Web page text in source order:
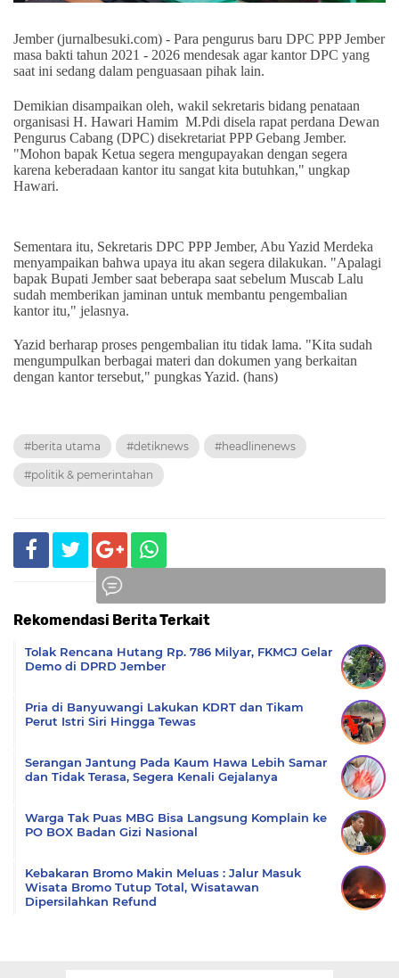
Jember (jurnalbesuki.com) - Para pengurus baru DPC PPP Jember
masa bakti tahun 2021 - 2026 mendesak agar kantor DPC yang
saat ini sedang dalam penguasaan pihak lain.
Demikian disampaikan oleh, wakil sekretaris bidang penataan
organisasi H. Hawari Hamim M.Pdi disela rapat perdana Dewan
Pengurus Cabang (DPC) disekretariat PPP Gebang Jember.
"Mohon bapak Ketua segera mengupayakan dengan segera
karena keberadaan kantor itu sangat kita butuhkan," ungkap
Hawari.
Sementara itu, Sekretaris DPC PPP Jember, Abu Yazid Merdeka
menyampaikan bahwa upaya itu akan segera dilakukan. "Apalagi
bapak Bupati Jember saat beberapa saat sebelum Muscab Lalu
sudah memberikan jaminan untuk membantu pengembalian
kantor itu," jelasnya.
Yazid berharap proses pengembalian itu tidak lama. "Kita sudah
mengumpulkan berbagai materi dan dokumen yang berkaitan
dengan kantor tersebut," pungkas Yazid. (hans)
#berita utama #detiknews #headlinenews
#politik & pemerintahan
Rekomendasi Berita Terkait
Tolak Rencana Hutang Rp. 786 Milyar, FKMCJ Gelar
Demo di DPRD Jember
Pria di Banyuwangi Lakukan KDRT dan Tikam
Perut Istri Siri Hingga Tewas
Serangan Jantung Pada Kaum Hawa Lebih Samar
dan Tidak Terasa, Segera Kenali Gejalanya
Warga Tak Puas MBG Bisa Langsung Komplain ke
PO BOX Badan Gizi Nasional
Kebakaran Bromo Makin Meluas : Jalur Masuk
Wisata Bromo Tutup Total, Wisatawan
Dipersilahkan Refund